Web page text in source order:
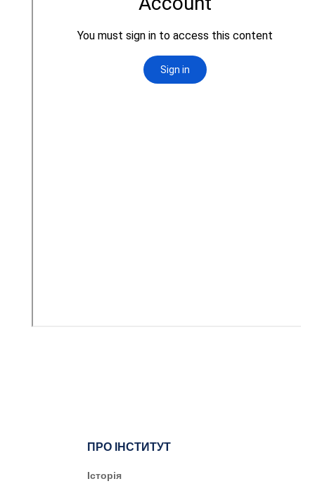
ПРО ІНСТИТУТ
Історія